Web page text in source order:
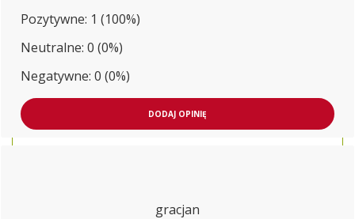
Pozytywne: 1 (100%)
Neutralne: 0 (0%)
Negatywne: 0 (0%)
DODAJ OPINIĘ
gracjan